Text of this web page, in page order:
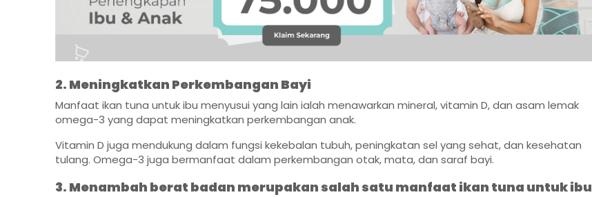
2. Meningkatkan Perkembangan Bayi
Manfaat ikan tuna untuk ibu menyusui yang lain ialah menawarkan mineral, vitamin D, dan asam lemak
omega-3 yang dapat meningkatkan perkembangan anak.
Vitamin D juga mendukung dalam fungsi kekebalan tubuh, peningkatan sel yang sehat, dan kesehatan
tulang. Omega-3 juga bermanfaat dalam perkembangan otak, mata, dan saraf bayi.
3. Menambah berat badan merupakan salah satu manfaat ikan tuna untuk ibu